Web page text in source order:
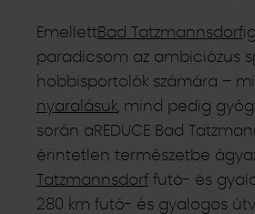
EmellettBad Tatzmannsdorf
paradicsom az ambiciózus
hobbisportolók számára –
nyaralásuk , mind pedig
során aREDUCE Bad
érintetlen természetbe
Tatzmannsdorf futó- és
280 km futó- és gyalogos